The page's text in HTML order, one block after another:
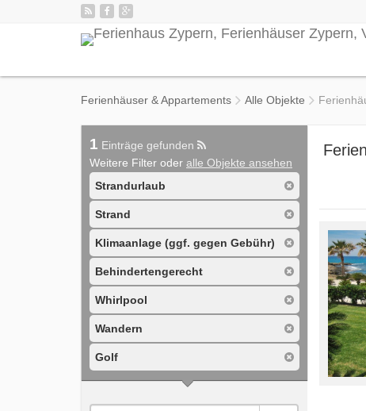
Ferienhäuser & Appartements Alle Objekte
1 Einträge gefunden
Weitere Filter oder alle Objekte ansehen
Strandurlaub
Strand
Klimaanlage (ggf. gegen Gebühr)
Behindertengerecht
Whirlpool
Wandern
Golf